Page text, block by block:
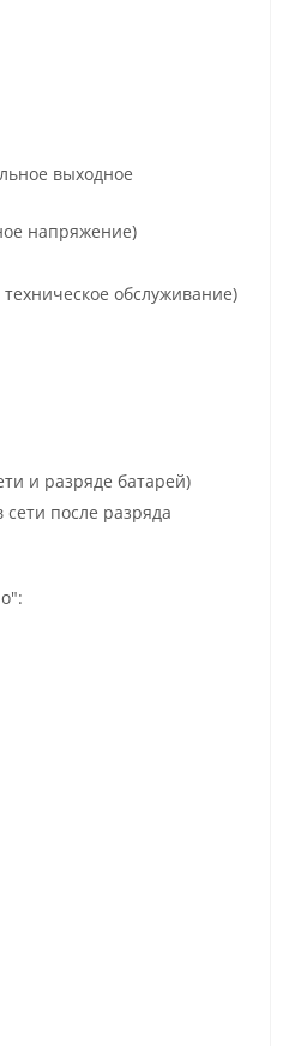
выходное
напряжение)
обслуживание)
и разряде батарей)
после разряда